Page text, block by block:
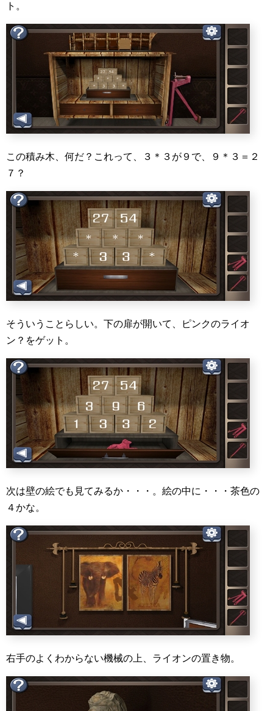
ト。
この積み木、何だ？これって、３＊３が９で、９＊３＝２
７？
そういうことらしい。下の扉が開いて、ピンクのライオ
ン？をゲット。
次は壁の絵でも見てみるか・・・。絵の中に・・・茶色の
４かな。
右手のよくわからない機械の上、ライオンの置き物。